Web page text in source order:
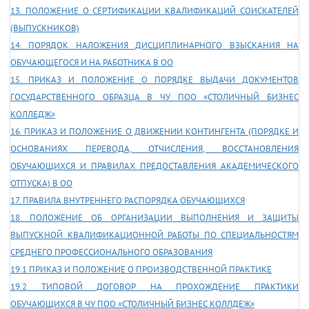
13. ПОЛОЖЕНИЕ О СЕРТИФИКАЦИИ КВАЛИФИКАЦИЙ СОИСКАТЕЛЕЙ
(ВЫПУСКНИКОВ)
14. ПОРЯДОК НАЛОЖЕНИЯ ДИСЦИПЛИНАРНОГО ВЗЫСКАНИЯ НА
ОБУЧАЮЩЕГОСЯ И НА РАБОТНИКА В ОО
15. ПРИКАЗ И ПОЛОЖЕНИЕ О ПОРЯДКЕ ВЫДАЧИ ДОКУМЕНТОВ
ГОСУДАРСТВЕННОГО ОБРАЗЦА В ЧУ ПОО «СТОЛИЧНЫЙ БИЗНЕС
КОЛЛЕДЖ»
16. ПРИКАЗ И ПОЛОЖЕНИЕ О ДВИЖЕНИИ КОНТИНГЕНТА (ПОРЯДКЕ И
ОСНОВАНИЯХ ПЕРЕВОДА, ОТЧИСЛЕНИЯ, ВОССТАНОВЛЕНИЯ
ОБУЧАЮЩИХСЯ И ПРАВИЛАХ ПРЕДОСТАВЛЕНИЯ АКАДЕМИЧЕСКОГО
ОТПУСКА) В ОО
17. ПРАВИЛА ВНУТРЕННЕГО РАСПОРЯДКА ОБУЧАЮЩИХСЯ
18. ПОЛОЖЕНИЕ ОБ ОРГАНИЗАЦИИ ВЫПОЛНЕНИЯ И ЗАЩИТЫ
ВЫПУСКНОЙ КВАЛИФИКАЦИОННОЙ РАБОТЫ ПО СПЕЦИАЛЬНОСТЯМ
СРЕДНЕГО ПРОФЕССИОНАЛЬНОГО ОБРАЗОВАНИЯ
19.1 ПРИКАЗ И ПОЛОЖЕНИЕ О ПРОИЗВОДСТВЕННОЙ ПРАКТИКЕ
19.2 ТИПОВОЙ ДОГОВОР НА ПРОХОЖДЕНИЕ ПРАКТИКИ
ОБУЧАЮЩИХСЯ В ЧУ ПОО «СТОЛИЧНЫЙ БИЗНЕС КОЛЛДЕЖ»